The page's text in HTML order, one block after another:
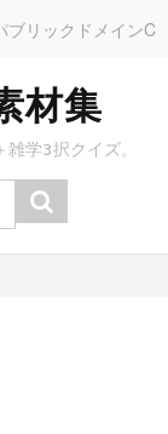
ブリックドメインC
材集
学3択クイズ。